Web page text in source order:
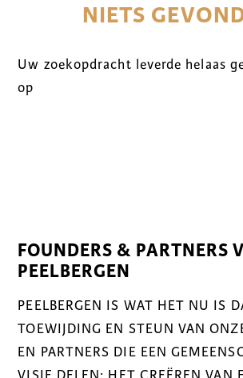
NIETS
Uw zoekopdracht leverde helaas
op
FOUNDERS & PARTNERS
PEELBERGEN
PEELBERGEN IS WAT HET NU IS
TOEWIJDING EN STEUN VAN
EN PARTNERS DIE EEN